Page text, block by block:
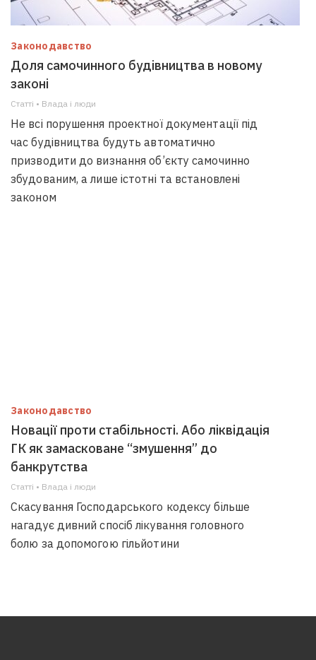
Законодавство
Доля самочинного будівництва в новому
законі
Статті • Влада i люди
Не всі порушення проектної документації під
час будівництва будуть автоматично
призводити до визнання об’єкту самочинно
збудованим, а лише істотні та встановлені
законом
Законодавство
Новації проти стабільності. Або ліквідація
ГК як замасковане “змушення” до
банкрутства
Статті • Влада i люди
Скасування Господарського кодексу більше
нагадує дивний спосіб лікування головного
болю за допомогою гільйотини